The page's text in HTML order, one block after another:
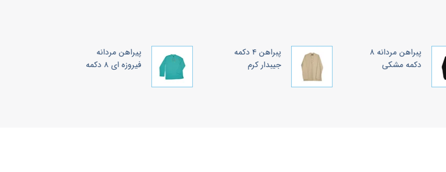
پبراهن مردانه ۸
دکمه مشکی
پبراهن ۴ دکمه
جیبدار کرم
پیراهن مردانه
فیروزه ای ۸ دکمه